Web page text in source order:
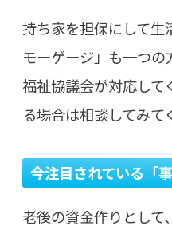
持ち家を担保にして生
モーゲージ」も一つ
福祉協議会が対応して
る場合は相談してみて
今注目されている「
老後の資金作りとして